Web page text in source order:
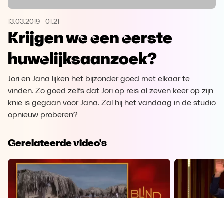
Microsoft Edge Download
Opera Download
13.03.2019 - 01:21
Krijgen we een eerste
huwelijksaanzoek?
Jori en Jana lijken het bijzonder goed met elkaar te
vinden. Zo goed zelfs dat Jori op reis al zeven keer op zijn
knie is gegaan voor Jana. Zal hij het vandaag in de studio
opnieuw proberen?
Gerelateerde video's